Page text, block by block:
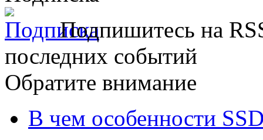
Подпишитесь на
последних событий
Обратите внимание
В чем особенности